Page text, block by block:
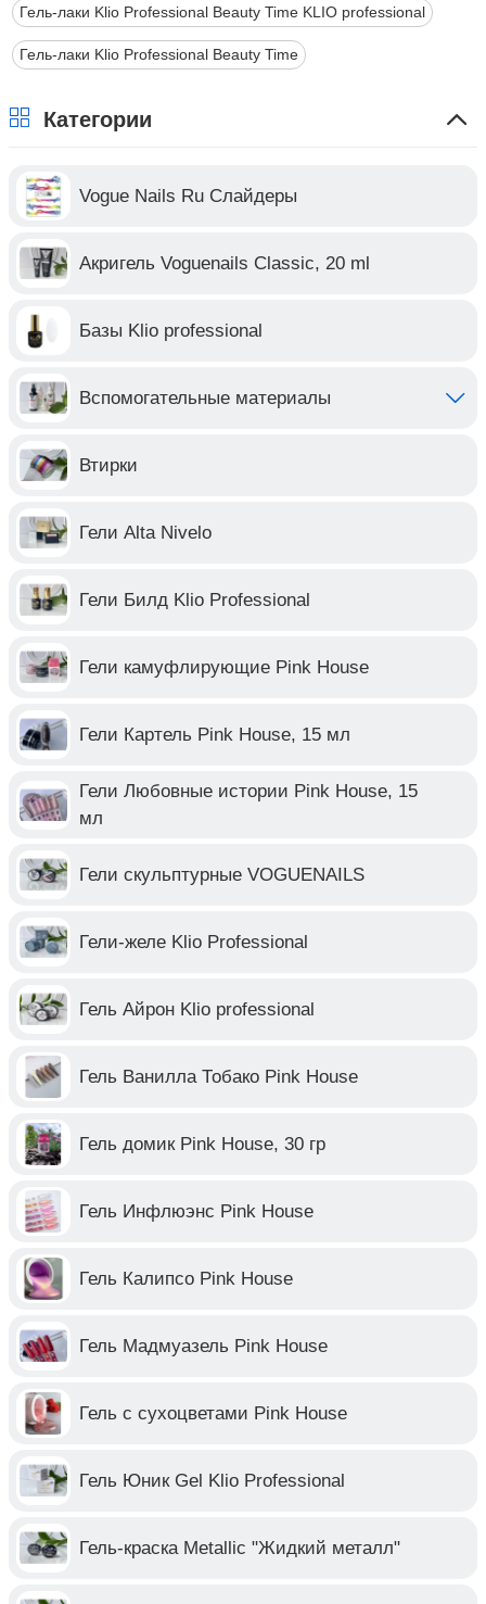
Гель-лаки Klio Professional Beauty Time KLIO professional
Гель-лаки Klio Professional Beauty Time
Категории
Vogue Nails Ru Слайдеры
Акригель Voguenails Classic, 20 ml
Базы Klio professional
Вспомогательные материалы
Втирки
Гели Alta Nivelo
Гели Билд Klio Professional
Гели камуфлирующие Pink House
Гели Картель Pink House, 15 мл
Гели Любовные истории Pink House, 15
мл
Гели скульптурные VOGUENAILS
Гели-желе Klio Professional
Гель Айрон Klio professional
Гель Ванилла Тобако Pink House
Гель домик Pink House, 30 гр
Гель Инфлюэнс Pink House
Гель Калипсо Pink House
Гель Мадмуазель Pink House
Гель с сухоцветами Pink House
Гель Юник Gel Klio Professional
Гель-краска Metallic "Жидкий металл"